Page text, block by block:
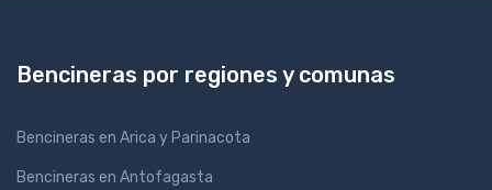
Bencineras por regiones y comunas
Bencineras en Arica y Parinacota
Bencineras en Antofagasta